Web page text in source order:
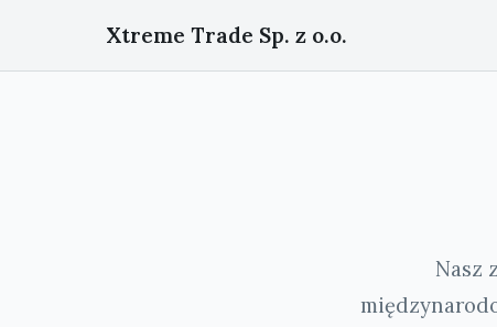
Xtreme Trade Sp. z o.o.
Nasz